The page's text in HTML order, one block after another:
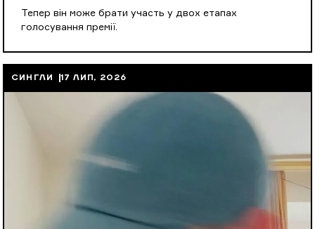
Тепер він може брати участь у двох етапах
голосування премії.
СИНГЛИ 17 ЛИП, 2026